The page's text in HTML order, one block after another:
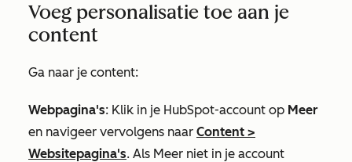
Voeg personalisatie toe aan je
content
Ga naar je content:
Webpagina's: Klik in je HubSpot-account op Meer
en navigeer vervolgens naar Content >
Websitepagina's. Als Meer niet in je account